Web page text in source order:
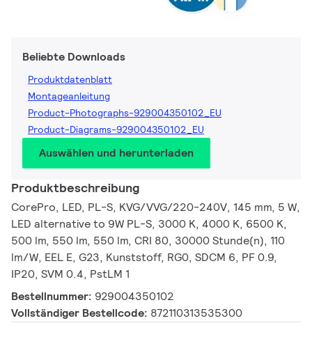
Beliebte Downloads
Produktdatenblatt
Montageanleitung
Product-Photographs-929004350102_EU
Product-Diagrams-929004350102_EU
Auswählen und herunterladen
Produktbeschreibung
CorePro, LED, PL-S, KVG/VVG/220-240V, 145 mm, 5 W,
LED alternative to 9W PL-S, 3000 K, 4000 K, 6500 K,
500 lm, 550 lm, 550 lm, CRI 80, 30000 Stunde(n), 110
lm/W, EEL E, G23, Kunststoff, RG0, SDCM 6, PF 0.9,
IP20, SVM 0.4, PstLM 1
Bestellnummer: 929004350102
Vollständiger Bestellcode: 872110313535300